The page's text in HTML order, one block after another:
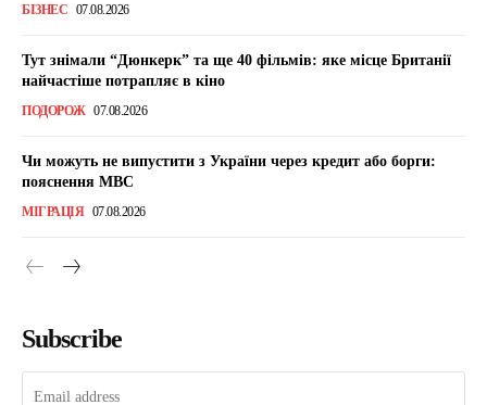
БІЗНЕС 07.08.2026
Тут знімали “Дюнкерк” та ще 40 фільмів: яке місце Британії
найчастіше потрапляє в кіно
ПОДОРОЖ 07.08.2026
Чи можуть не випустити з України через кредит або борги:
пояснення МВС
МІГРАЦІЯ 07.08.2026
Subscribe